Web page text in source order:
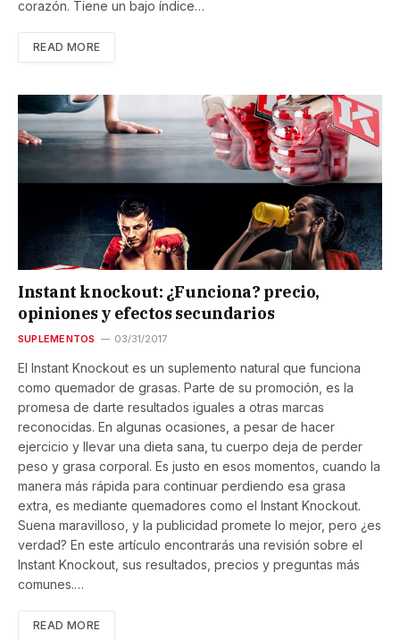
corazón. Tiene un bajo índice…
READ MORE
Instant knockout: ¿Funciona? precio,
opiniones y efectos secundarios
SUPLEMENTOS 03/31/2017
El Instant Knockout es un suplemento natural que funciona
como quemador de grasas. Parte de su promoción, es la
promesa de darte resultados iguales a otras marcas
reconocidas. En algunas ocasiones, a pesar de hacer
ejercicio y llevar una dieta sana, tu cuerpo deja de perder
peso y grasa corporal. Es justo en esos momentos, cuando la
manera más rápida para continuar perdiendo esa grasa
extra, es mediante quemadores como el Instant Knockout.
Suena maravilloso, y la publicidad promete lo mejor, pero ¿es
verdad? En este artículo encontrarás una revisión sobre el
Instant Knockout, sus resultados, precios y preguntas más
comunes.…
READ MORE